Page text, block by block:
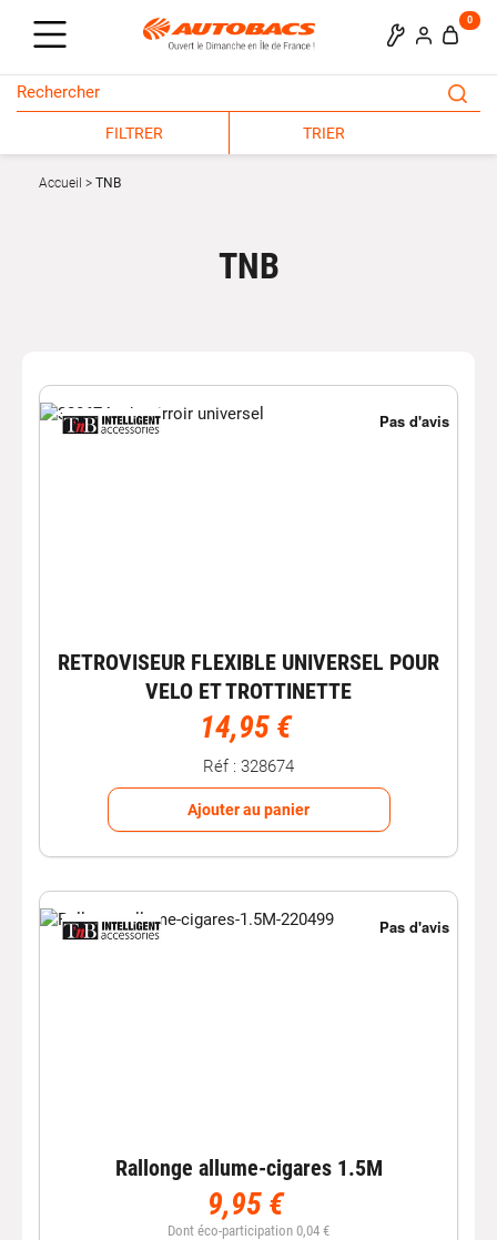
0
FILTRER TRIER
Accueil TNB
TNB
RETROVISEUR FLEXIBLE UNIVERSEL POUR
VELO ET TROTTINETTE
14,95 €
Réf : 328674
Ajouter au panier
Rallonge allume-cigares 1.5M
9,95 €
Dont éco-participation 0,04 €